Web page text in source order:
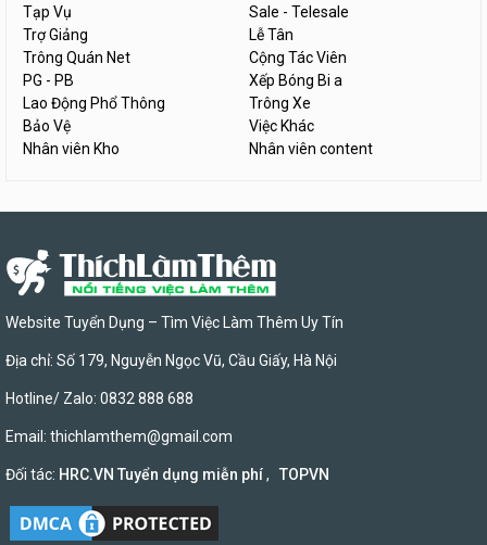
Tạp Vụ
Sale - Telesale
Trợ Giảng
Lễ Tân
Trông Quán Net
Cộng Tác Viên
PG - PB
Xếp Bóng Bi a
Lao Động Phổ Thông
Trông Xe
Bảo Vệ
Việc Khác
Nhân viên Kho
Nhân viên content
Website Tuyển Dụng – Tìm Việc Làm Thêm Uy Tín
Địa chỉ: Số 179, Nguyễn Ngọc Vũ, Cầu Giấy, Hà Nội
Hotline/ Zalo: 0832 888 688
Email: thichlamthem@gmail.com
Đối tác: HRC.VN Tuyển dụng miễn phí, TOPVN